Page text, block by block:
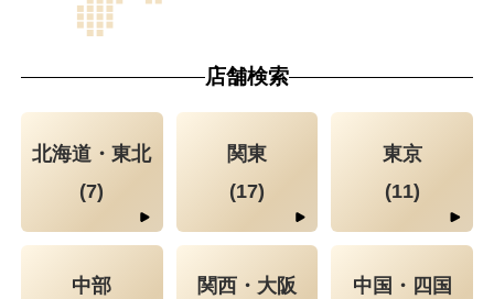
店舗検索
北海道・東北
(7)
関東
(17)
東京
(11)
中部
関西・大阪
中国・四国